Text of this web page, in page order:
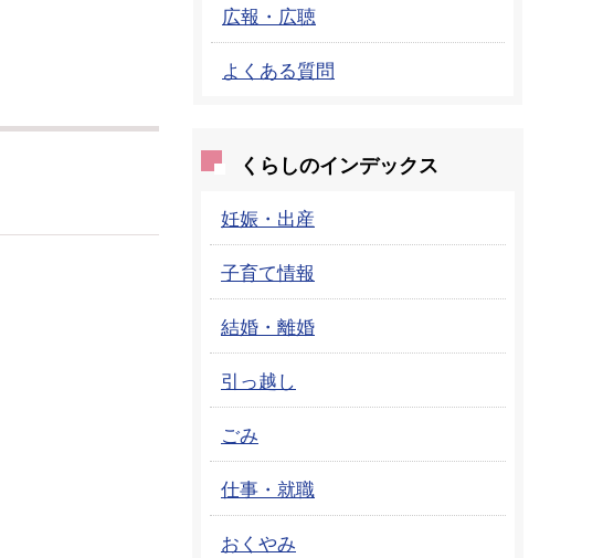
広報・広聴
よくある質問
くらしのインデックス
妊娠・出産
子育て情報
結婚・離婚
引っ越し
ごみ
仕事・就職
おくやみ